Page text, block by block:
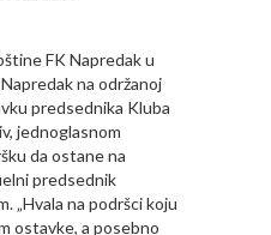
FK Napredak u
na održanoj
predsednika Kluba
jednoglasnom
da ostane na
predsednik
„Hvala na podršci koju
ostavke, a posebno